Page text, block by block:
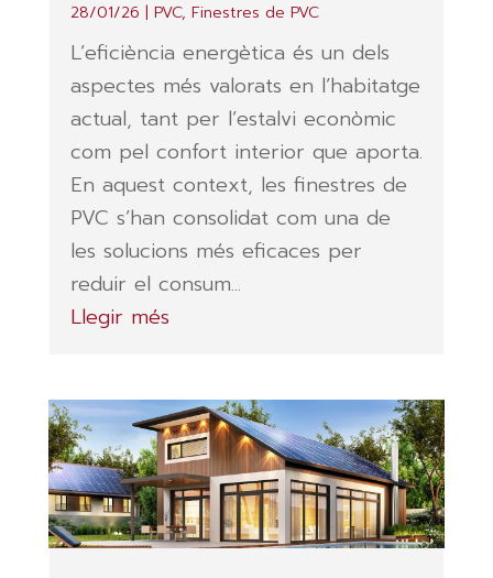
28/01/26 | PVC, Finestres de PVC
L’eficiència energètica és un dels
aspectes més valorats en l’habitatge
actual, tant per l’estalvi econòmic
com pel confort interior que aporta.
En aquest context, les finestres de
PVC s’han consolidat com una de
les solucions més eficaces per
reduir el consum...
Llegir més